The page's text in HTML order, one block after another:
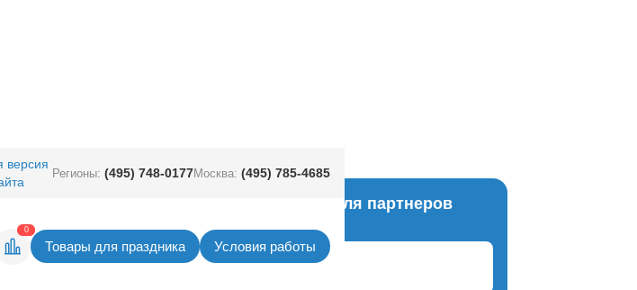
версия
Регионы: (495) 748-0177Москва: (495) 785-4685
0
Товары для праздника Условия работы
в раздел ШДМ Everts (Малайзия)
Вход для партнеров
Логин